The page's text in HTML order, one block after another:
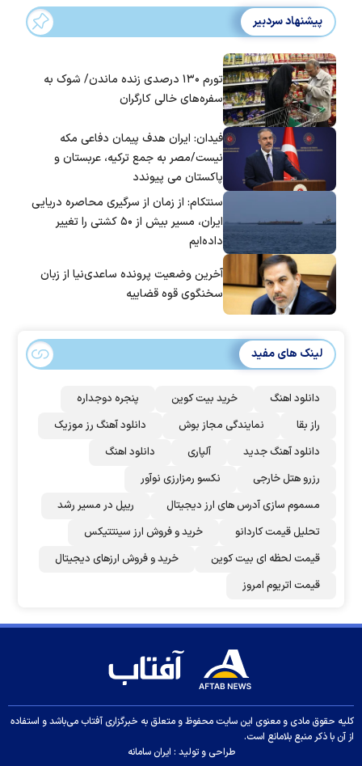
پیشنهاد سردبیر
تورم ۱۳۰ درصدی زنده ماندن/ شوک به
سفره‌های خالی کارگران
فیدان: ایران هدف پیمان دفاعی مکه
نیست/مصر به جمع ترکیه، عربستان و
پاکستان می پیوندد
سنتکام: از زمان از سرگیری محاصره دریایی
ایران، مسیر بیش از ۵۰ کشتی را تغییر
داده‌ایم
آخرین وضعیت پرونده ساعدی‌نیا از زبان
سخنگوی قوه قضاییه
لینک های مفید
دانلود اهنگ خرید بیت کوین
پنجره دوجداره
راز بقا
نمایندگی مجاز بوش
دانلود آهنگ رز‌ موزیک
دانلود آهنگ جدید
آلپاری
دانلود اهنگ
رزرو هتل خارجی
نکسو رمزارزی نوآور
مسموم سازی آدرس های ارز دیجیتال
ریپل در مسیر رشد
تحلیل قیمت کاردانو
خرید و فروش ارز سینتتیکس
قیمت لحظه ای بیت کوین
خرید و فروش ارزهای دیجیتال
قیمت اتریوم امروز
کلیه حقوق مادی و معنوی این سایت محفوظ و متعلق به خبرگزاری آفتاب می‌باشد و استفاده
از آن با ذکر منبع بلامانع است.
طراحی و تولید : ایران سامانه